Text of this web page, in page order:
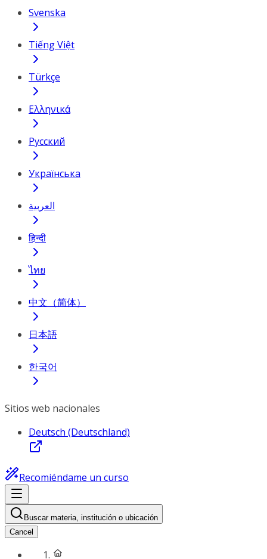
Svenska
Tiếng Việt
Türkçe
Ελληνικά
Русский
Українська
العربية
हिन्दी
ไทย
中文（简体）
日本語
한국어
Sitios web nacionales
Deutsch (Deutschland)
Recomiéndame un curso
Buscar materia, institución o ubicación
Cancel